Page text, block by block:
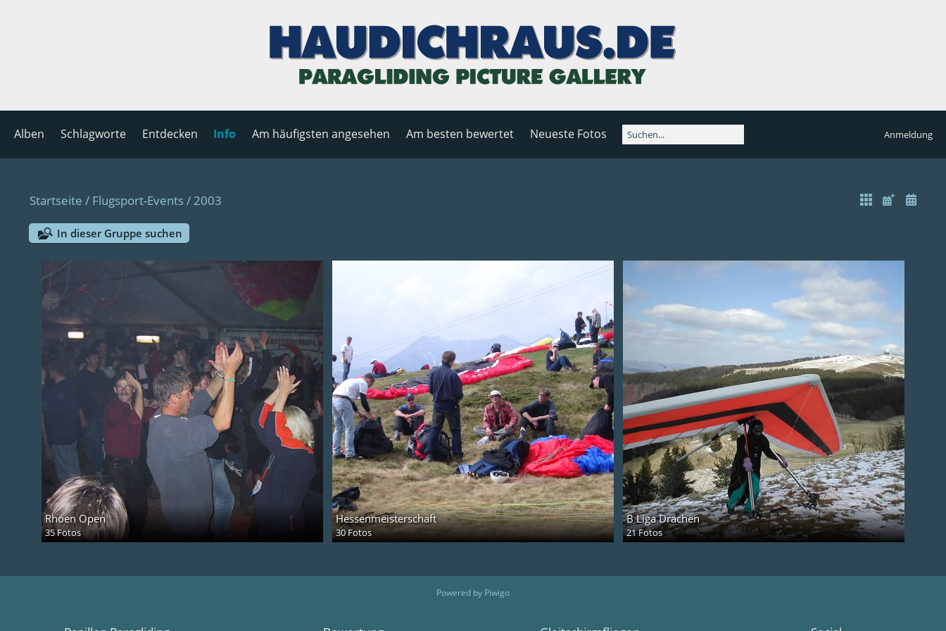
Alben Schlagworte Entdecken Info Am häufigsten angesehen Am besten bewertet Neueste Fotos Anmeldung
Startseite / Flugsport-Events/ 2003
In dieser Gruppe suchen
Rhoen Open
35 Fotos
Hessenmeisterschaft
30 Fotos
B Liga Drachen
21 Fotos
Powered by Piwigo